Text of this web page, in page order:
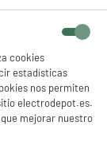
cookies
estadísticas
nos permiten
electrodepot.es.
mejorar nuestro